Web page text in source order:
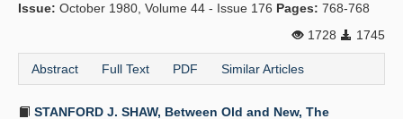
Issue: October 1980, Volume 44 - Issue 176 Pages: 768-768
1728
1745
Abstract Full Text PDF Similar Articles
STANFORD J. SHAW, Between Old and New, The